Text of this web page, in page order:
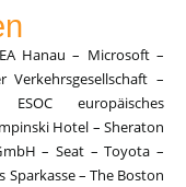
Hanau – Microsoft –
Verkehrsgesellschaft –
europäisches
Hotel – Sheraton
– Seat – Toyota –
Sparkasse – The Boston